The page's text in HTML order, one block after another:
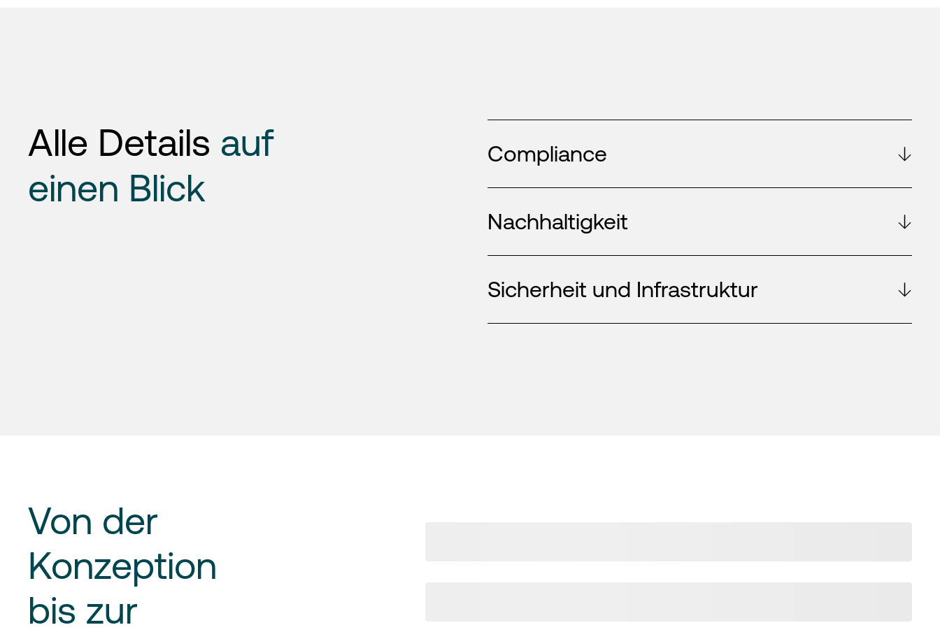
Alle Details auf
einen Blick
Compliance
Nachhaltigkeit
Sicherheit und Infrastruktur
Von der
Konzeption
bis zur